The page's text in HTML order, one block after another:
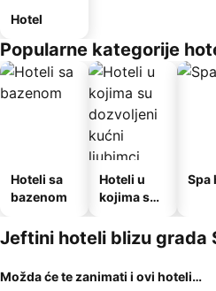
Hotel
Popularne kategorije
Hoteli sa
bazenom
Hoteli u
kojima su
kućni
ljubimci
Spa
Jeftini hoteli blizu grada
Možda će te zanimati i ovi hoteli…